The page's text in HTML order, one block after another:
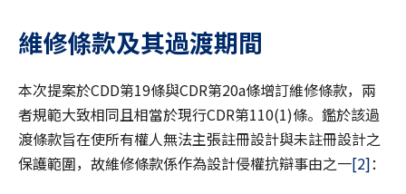
維修條款及其過渡期間
本次提案於CDD第19條與CDR第20a條增訂維修條款，兩
者規範大致相同且相當於現行CDR第110(1)條。鑑於該過
渡條款旨在使所有權人無法主張註冊設計與未註冊設計之
保護範圍，故維修條款係作為設計侵權抗辯事由之一[2]：